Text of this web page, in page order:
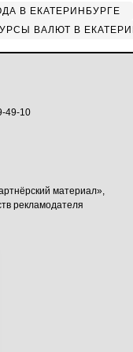
В ЕКАТЕРИНБУРГЕ
ВАЛЮТ В
49-10
материал»,
рекламодателя